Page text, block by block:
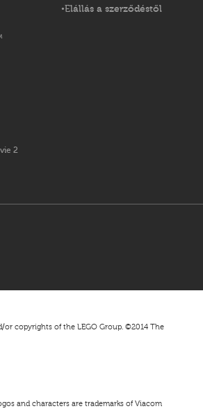
2
Elállás a szerződéstől
or copyrights of the LEGO Group. ©2014 The
and characters are trademarks of Viacom